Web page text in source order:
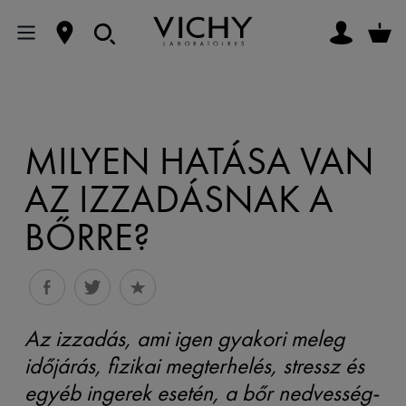
MILYEN HATÁSA VAN
AZ IZZADÁSNAK A
BŐRRE?
Az izzadás, ami igen gyakori meleg
időjárás, fizikai megterhelés, stressz és
egyéb ingerek esetén, a bőr nedvesség-